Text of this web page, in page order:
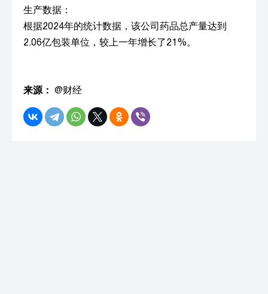
生产数据：
根据2024年的统计数据，该公司药品总产量达到
2.06亿包装单位，较上一年增长了21%。
来源： @财经